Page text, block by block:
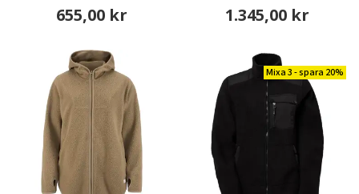
655,00 kr 1.345,00 kr
Mixa 3 - spara 20%